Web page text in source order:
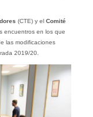
(CTE) y el Comité
encuentros en los que
las modificaciones
2019/20.